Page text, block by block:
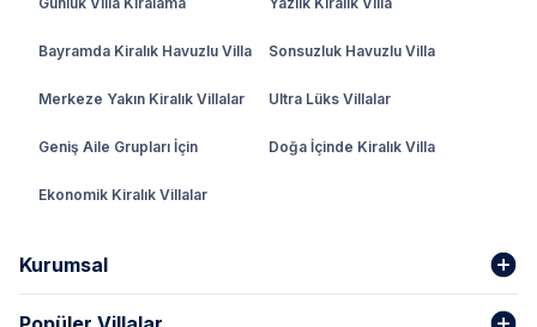
Bayramda Kiralık Havuzlu Villa Sonsuzluk Havuzlu Villa
Merkeze Yakın Kiralık Villalar Ultra Lüks Villalar
Geniş Aile Grupları İçin Doğa İçinde Kiralık Villa
Ekonomik Kiralık Villalar
Kurumsal